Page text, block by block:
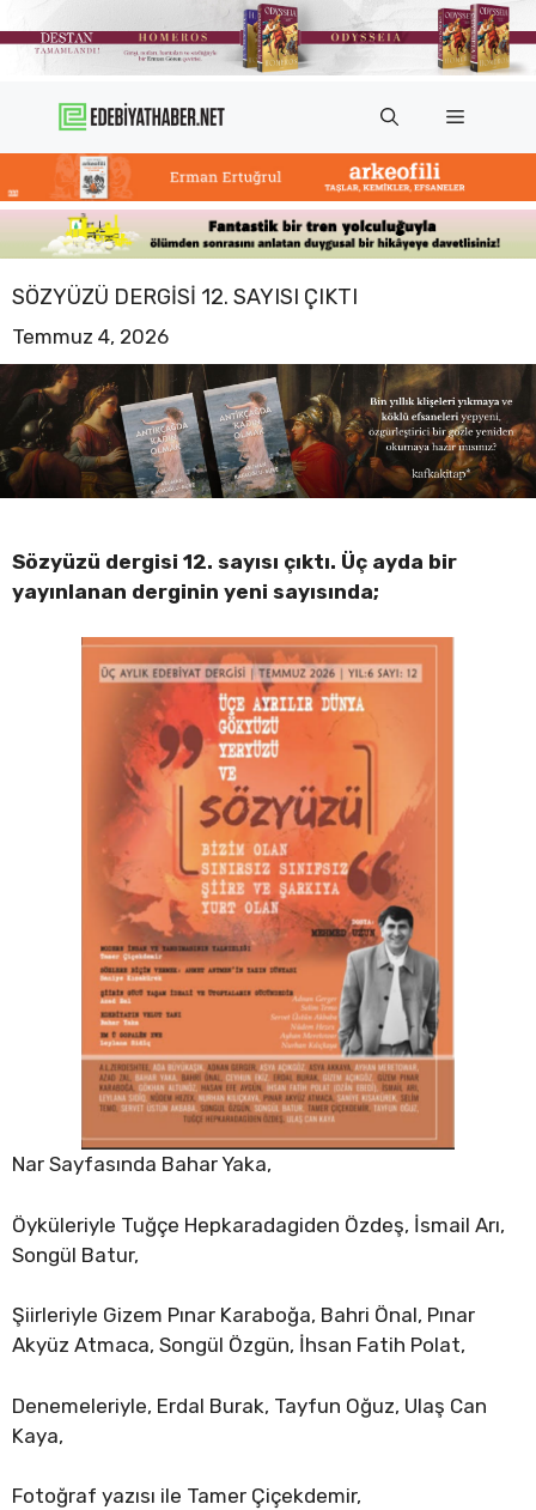
atla
Menü
SÖZYÜZÜ DERGISI 12. SAYISI ÇIKTI
Temmuz 4, 2026
Sözyüzü dergisi 12. sayısı çıktı. Üç ayda bir
yayınlanan derginin yeni sayısında;
Nar Sayfasında Bahar Yaka,
Öyküleriyle Tuğçe Hepkaradagiden Özdeş, İsmail Arı,
Songül Batur,
Şiirleriyle Gizem Pınar Karaboğa, Bahri Önal, Pınar
Akyüz Atmaca, Songül Özgün, İhsan Fatih Polat,
Denemeleriyle, Erdal Burak, Tayfun Oğuz, Ulaş Can
Kaya,
Fotoğraf yazısı ile Tamer Çiçekdemir,